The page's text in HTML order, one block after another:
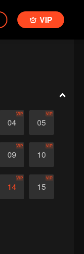
VIP
04
VIP
05
VIP
09
VIP
10
VIP
14
VIP
15
VIP